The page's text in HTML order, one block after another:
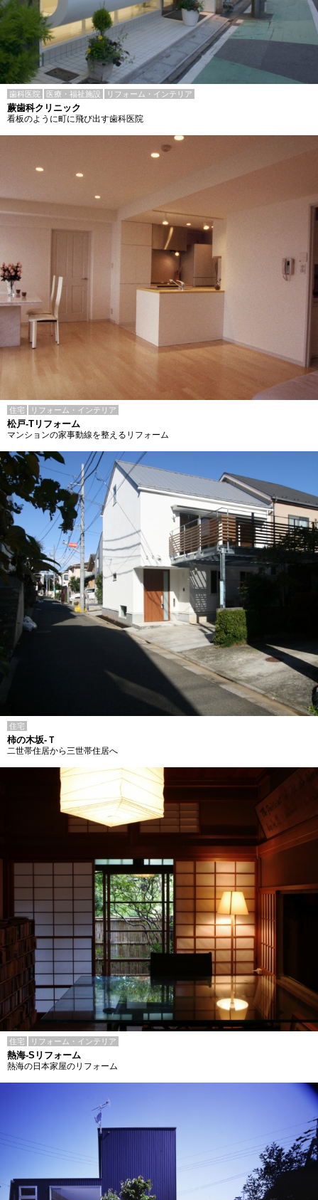
歯科医院 医療・福祉施設 リフォーム・インテリア
蕨歯科クリニック
看板のように町に飛び出す歯科医院
住宅 リフォーム・インテリア
松戸-Tリフォーム
マンションの家事動線を整えるリフォーム
住宅
柿の木坂-Ｔ
二世帯住居から三世帯住居へ
住宅 リフォーム・インテリア
熱海-Sリフォーム
熱海の日本家屋のリフォーム